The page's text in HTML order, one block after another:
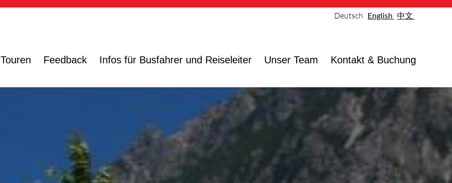
Touren Feedback Infos für Busfahrer und Reiseleiter Unser Team Kontakt & Buchung
Deutsch English 中文